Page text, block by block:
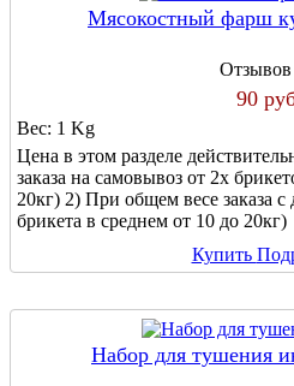
Мясокостный фарш
90
Вес: 1 Kg
Цена в этом разделе
заказа на самовывоз от 2х
20кг) 2) При общем весе заказа с
брикета в среднем от 10 до 20кг)
Купить
Набор для тушения